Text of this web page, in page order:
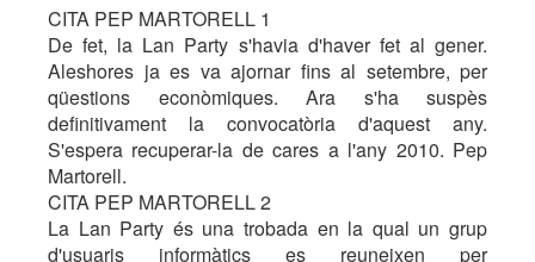
CITA PEP MARTORELL 1
De fet, la Lan Party s'havia d'haver fet al gener.
Aleshores ja es va ajornar fins al setembre, per
qüestions econòmiques. Ara s'ha suspès
definitivament la convocatòria d'aquest any.
S'espera recuperar-la de cares a l'any 2010. Pep
Martorell.
CITA PEP MARTORELL 2
La Lan Party és una trobada en la qual un grup
d'usuaris informàtics es reuneixen per